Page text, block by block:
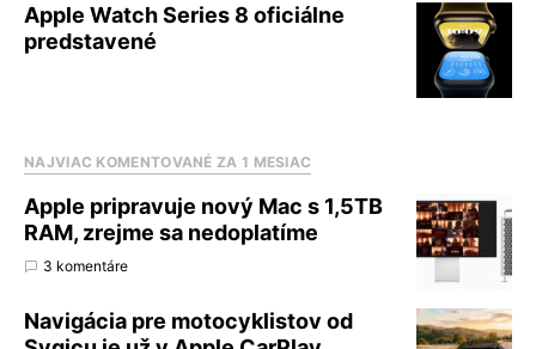
Apple Watch Series 8 oficiálne
predstavené
NAJVIAC KOMENTOVANÉ ZA 1 MESIAC
Apple pripravuje nový Mac s 1,5TB
RAM, zrejme sa nedoplatíme
3 komentáre
Navigácia pre motocyklistov od